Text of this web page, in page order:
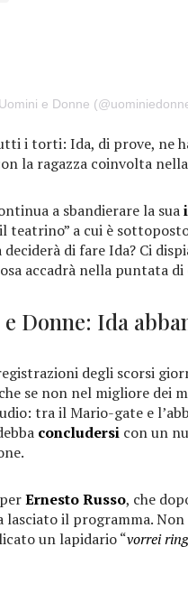
e Donne
i torti: Ida, di prove, ne
la ragazza coinvolta
a sbandierare la sua
a cui è
di fare Ida? Ci
accadrà nella puntata di
Donne: Ida
degli scorsi
se non nel migliore dei
tra il Mario-gate e
concludersi con un
Ernesto Russo, che
lasciato il programma.
un lapidario “vorrei